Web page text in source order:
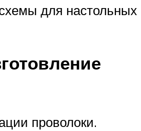
для настольных
проволоки.